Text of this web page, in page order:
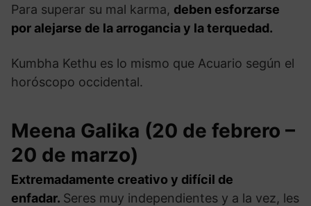
Para superar su mal karma, deben esforzarse
por alejarse de la arrogancia y la terquedad.
Kumbha Kethu es lo mismo que Acuario según el
horóscopo occidental.
Meena Galika (20 de febrero –
20 de marzo)
Extremadamente creativo y difícil de
enfadar. Seres muy independientes y a la vez, les